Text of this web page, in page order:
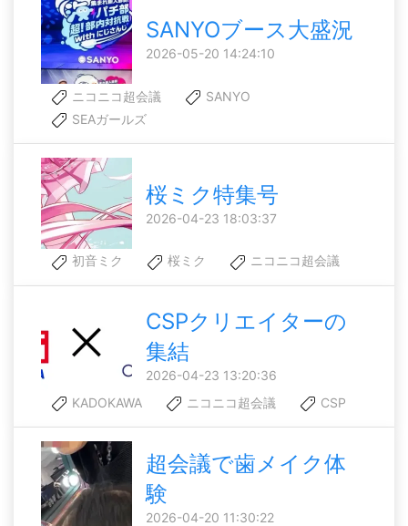
SANYOブース大盛況
2026-05-20 14:24:10
ニコニコ超会議
SANYO
SEAガールズ
桜ミク特集号
2026-04-23 18:03:37
初音ミク 桜ミク ニコニコ超会議
CSPクリエイターの
集結
2026-04-23 13:20:36
KADOKAWA
ニコニコ超会議 CSP
超会議で歯メイク体
験
2026-04-20 11:30:22